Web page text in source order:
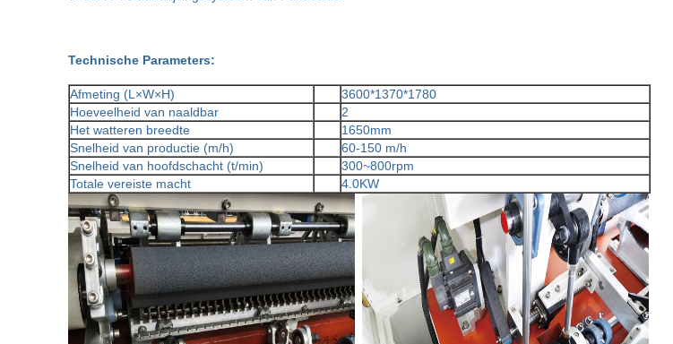
Technische Parameters:
Afmeting (L×W×H)
3600*1370*1780
Hoeveelheid van naaldbar
2
Het watteren breedte
1650mm
Snelheid van productie (m/h)
60-150 m/h
Snelheid van hoofdschacht (t/min)
300~800rpm
Totale vereiste macht
4.0KW